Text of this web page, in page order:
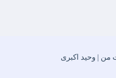
من | وحید اکبری